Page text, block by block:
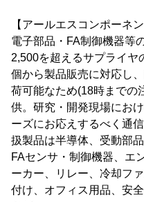
【アールエスコンポーネ
電子部品・FA制御機器等
2,500を超えるサプライヤ
個から製品販売に対応し
荷可能なため(18時までの
供。研究・開発現場にお
ーズにお応えするべく通
扱製品は半導体、受動部
FAセンサ・制御機器、エ
ーカー、リレー、冷却フ
付け、オフィス用品、安